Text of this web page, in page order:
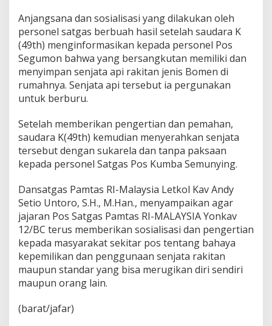
Anjangsana dan sosialisasi yang dilakukan oleh
personel satgas berbuah hasil setelah saudara K
(49th) menginformasikan kepada personel Pos
Segumon bahwa yang bersangkutan memiliki dan
menyimpan senjata api rakitan jenis Bomen di
rumahnya. Senjata api tersebut ia pergunakan
untuk berburu.
Setelah memberikan pengertian dan pemahan,
saudara K(49th) kemudian menyerahkan senjata
tersebut dengan sukarela dan tanpa paksaan
kepada personel Satgas Pos Kumba Semunying.
Dansatgas Pamtas RI-Malaysia Letkol Kav Andy
Setio Untoro, S.H., M.Han., menyampaikan agar
jajaran Pos Satgas Pamtas RI-MALAYSIA Yonkav
12/BC terus memberikan sosialisasi dan pengertian
kepada masyarakat sekitar pos tentang bahaya
kepemilikan dan penggunaan senjata rakitan
maupun standar yang bisa merugikan diri sendiri
maupun orang lain.
(barat/jafar)